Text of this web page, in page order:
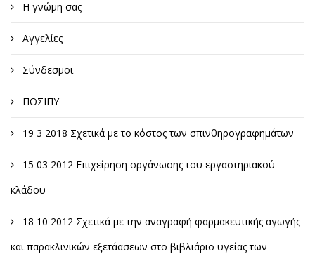
Η γνώμη σας
Αγγελίες
Σύνδεσμοι
ΠΟΣΙΠΥ
19 3 2018 Σχετικά με το κόστος των σπινθηρογραφημάτων
15 03 2012 Επιχείρηση οργάνωσης του εργαστηριακού
κλάδου
18 10 2012 Σχετικά με την αναγραφή φαρμακευτικής αγωγής
και παρακλινικών εξετάασεων στο βιβλιάριο υγείας των